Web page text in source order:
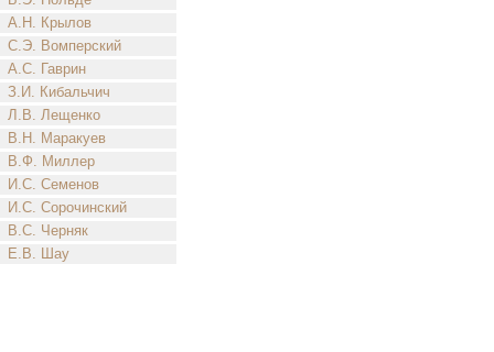
А.Н. Крылов
С.Э. Вомперский
А.С. Гаврин
З.И. Кибальчич
Л.В. Лещенко
В.Н. Маракуев
В.Ф. Миллер
И.С. Семенов
И.С. Сорочинский
В.С. Черняк
Е.В. Шау